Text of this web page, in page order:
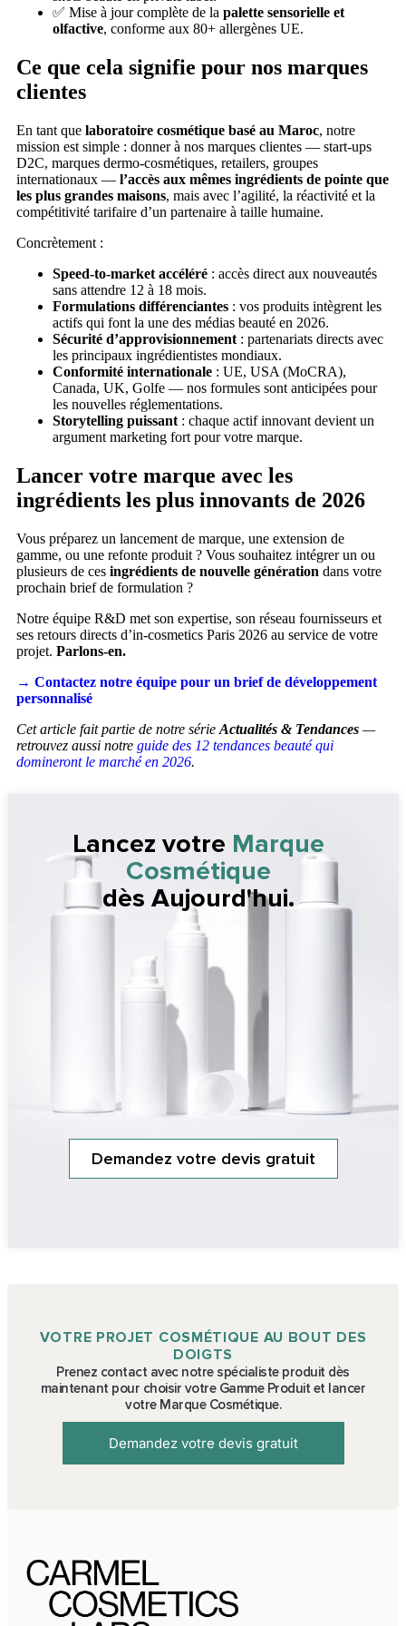
✅ Mise à jour complète de la palette sensorielle et
olfactive, conforme aux 80+ allergènes UE.
Ce que cela signifie pour nos marques
clientes
En tant que laboratoire cosmétique basé au Maroc, notre
mission est simple : donner à nos marques clientes — start-ups
D2C, marques dermo-cosmétiques, retailers, groupes
internationaux — l’accès aux mêmes ingrédients de pointe que
les plus grandes maisons, mais avec l’agilité, la réactivité et la
compétitivité tarifaire d’un partenaire à taille humaine.
Concrètement :
Speed-to-market accéléré : accès direct aux nouveautés
sans attendre 12 à 18 mois.
Formulations différenciantes : vos produits intègrent les
actifs qui font la une des médias beauté en 2026.
Sécurité d’approvisionnement : partenariats directs avec
les principaux ingrédientistes mondiaux.
Conformité internationale : UE, USA (MoCRA),
Canada, UK, Golfe — nos formules sont anticipées pour
les nouvelles réglementations.
Storytelling puissant : chaque actif innovant devient un
argument marketing fort pour votre marque.
Lancer votre marque avec les
ingrédients les plus innovants de 2026
Vous préparez un lancement de marque, une extension de
gamme, ou une refonte produit ? Vous souhaitez intégrer un ou
plusieurs de ces ingrédients de nouvelle génération dans votre
prochain brief de formulation ?
Notre équipe R&D met son expertise, son réseau fournisseurs et
ses retours directs d’in-cosmetics Paris 2026 au service de votre
projet. Parlons-en.
→ Contactez notre équipe pour un brief de développement
personnalisé
Cet article fait partie de notre série Actualités & Tendances —
retrouvez aussi notre guide des 12 tendances beauté qui
domineront le marché en 2026.
Lancez votre Marque
Cosmétique
dès Aujourd'hui.
Demandez votre devis gratuit
VOTRE PROJET COSMÉTIQUE AU BOUT DES
DOIGTS
Prenez contact avec notre spécialiste produit dès
maintenant pour choisir votre Gamme Produit et lancer
votre Marque Cosmétique.
Demandez votre devis gratuit